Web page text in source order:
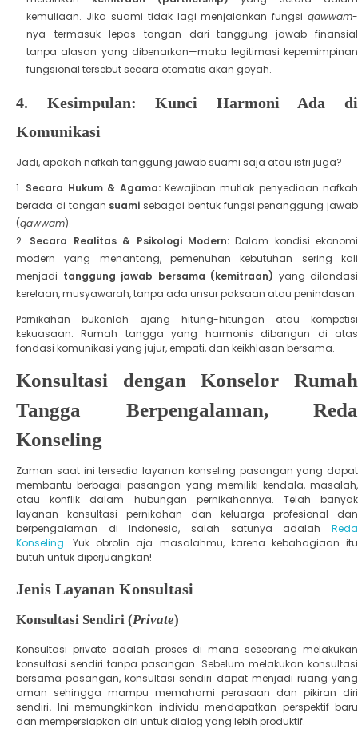
kemuliaan. Jika suami tidak lagi menjalankan fungsi qawwam-
nya—termasuk lepas tangan dari tanggung jawab finansial
tanpa alasan yang dibenarkan—maka legitimasi kepemimpinan
fungsional tersebut secara otomatis akan goyah.
​4. Kesimpulan: Kunci Harmoni Ada di
Komunikasi
​Jadi, apakah nafkah tanggung jawab suami saja atau istri juga?
Secara Hukum & Agama:Kewajiban mutlak penyediaan nafkah
berada di tangan suami sebagai bentuk fungsi penanggung jawab
(qawwam).
Secara Realitas & Psikologi Modern:Dalam kondisi ekonomi
modern yang menantang, pemenuhan kebutuhan sering kali
menjadi tanggung jawab bersama (kemitraan) yang dilandasi
kerelaan, musyawarah, tanpa ada unsur paksaan atau penindasan.
​Pernikahan bukanlah ajang hitung-hitungan atau kompetisi
kekuasaan. Rumah tangga yang harmonis dibangun di atas
fondasi komunikasi yang jujur, empati, dan keikhlasan bersama.
Konsultasi dengan Konselor Rumah
Tangga Berpengalaman, Reda
Konseling
Zaman saat ini tersedia layanan konseling pasangan yang dapat
membantu berbagai pasangan yang memiliki kendala, masalah,
atau konflik dalam hubungan pernikahannya. Telah banyak
layanan konsultasi pernikahan dan keluarga profesional dan
berpengalaman di Indonesia, salah satunya adalah Reda
Konseling. Yuk obrolin aja masalahmu, karena kebahagiaan itu
butuh untuk diperjuangkan!
Jenis Layanan Konsultasi
Konsultasi Sendiri (Private)
Konsultasi private adalah proses di mana seseorang melakukan
konsultasi sendiri tanpa pasangan. Sebelum melakukan konsultasi
bersama pasangan, konsultasi sendiri dapat menjadi ruang yang
aman sehingga mampu memahami perasaan dan pikiran diri
sendiri. Ini memungkinkan individu mendapatkan perspektif baru
dan mempersiapkan diri untuk dialog yang lebih produktif.